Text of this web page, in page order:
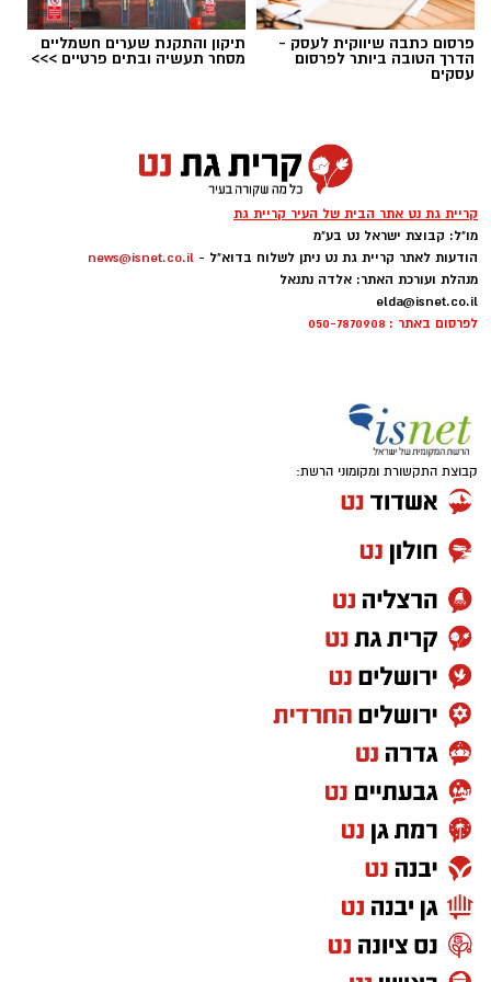
יש לכם מידע חשוב שטרם נחשף? צילומים מאירוע
צילומים: משרד הבריאות
משרד הבריאות פרסם אזהרה לציבור מפני שימוש
במוצרי שיער נוספים שנתפסו במסגרת מבצע
פיקוח שנערך בתשעה סניפי רשת "מרכז
ההחלקות".
הושלמו לכלל המוצרים שנאספו במהלך המבצע,
ובהמשך להודעת משרד הבריאות שפורסמה בחודש
יולי.
בין המוצרים שנמצאו ואינם רשומים במאגרי משרד
הבריאות, ולכן חל איסור לשווקם:
PROTEIN + MINERAL PREMIUM HAIR
STRAIGHTENING
Protein Mineral Premium Pre Treatment
Shampoo
בנוסף, נמצא כי המוצר
HAIR STRAIGHTENING GEL
במאגרי משרד הבריאות, מסומן כמכיל
גליאוקסילית– רכיב האסור לשימוש בתכשירים
להחלקת שיער בישראל.
במשרד הבריאות מסבירים כי קיים קשר סיבתי בין
שימוש במוצרי החלקת שיער המכילים חומצה
פרסום כתבה שיווקית לעסק -
הדרך הטובה ביותר לפרסום
עסקים
תיקון והתקנת שערים חשמליים
מסחר תעשיה ובתים פרטיים >>>
קריית גת נט אתר הבית של העיר קריית גת
מו"ל: קבוצת ישראל נט בע"מ
הודעות לאתר קריית גת נט ניתן לשלוח בדוא"ל - news@isnet.co.il
מנהלת ועורכת האתר: אלדה נתנאל
elda@isnet.co.il
לפרסום באתר : 050-7870908
קבוצת התקשורת ומקומוני הרשת: